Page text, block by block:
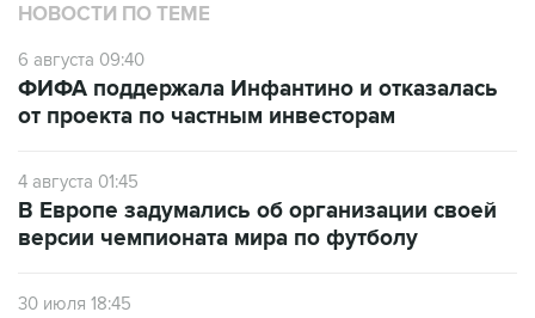
НОВОСТИ ПО ТЕМЕ
6 августа 09:40
ФИФА поддержала Инфантино и отказалась
от проекта по частным инвесторам
4 августа 01:45
В Европе задумались об организации своей
версии чемпионата мира по футболу
30 июля 18:45